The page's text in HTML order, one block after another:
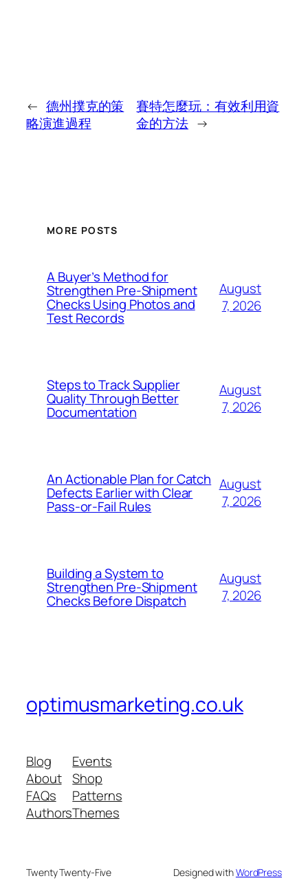
← 德州撲克的策
略演進過程
賽特怎麼玩：有效利用資
金的方法 →
MORE POSTS
A Buyer’s Method for
Strengthen Pre-Shipment
Checks Using Photos and
Test Records
August
7, 2026
Steps to Track Supplier
Quality Through Better
Documentation
August
7, 2026
An Actionable Plan for Catch
Defects Earlier with Clear
Pass-or-Fail Rules
August
7, 2026
Building a System to
Strengthen Pre-Shipment
Checks Before Dispatch
August
7, 2026
optimusmarketing.co.uk
Blog
About
FAQs
Authors
Events
Shop
Patterns
Themes
Twenty Twenty-Five Designed withWordPress